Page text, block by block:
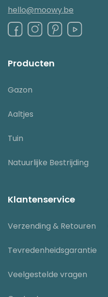
hello@moowy.be
Producten
Gazon
Aaltjes
Tuin
Natuurlijke Bestrijding
Klantenservice
Verzending & Retouren
Tevredenheidsgarantie
Veelgestelde vragen